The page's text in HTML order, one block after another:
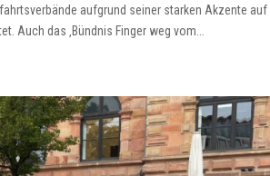
aufgrund seiner starken Akzente auf
Auch das ‚Bündnis Finger weg vom...